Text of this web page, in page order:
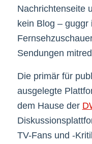
Nachrichtenseite
kein Blog –
Sendungen
Die primär für
ausgelegte
dem Hause der
TV-Fans und -